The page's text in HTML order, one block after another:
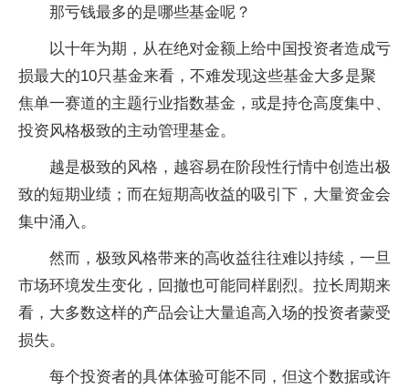
那亏钱最多的是哪些基金呢？
以十年为期，从在绝对金额上给中国投资者造成亏
损最大的10只基金来看，不难发现这些基金大多是聚
焦单一赛道的主题行业指数基金，或是持仓高度集中、
投资风格极致的主动管理基金。
越是极致的风格，越容易在阶段性行情中创造出极
致的短期业绩；而在短期高收益的吸引下，大量资金会
集中涌入。
然而，极致风格带来的高收益往往难以持续，一旦
市场环境发生变化，回撤也可能同样剧烈。拉长周期来
看，大多数这样的产品会让大量追高入场的投资者蒙受
损失。
每个投资者的具体体验可能不同，但这个数据或许